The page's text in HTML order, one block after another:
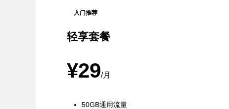
入门推荐
轻享套餐
¥29/月
50GB通用流量